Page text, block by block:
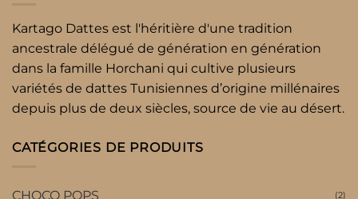
Kartago Dattes est l'héritière d'une tradition
ancestrale délégué de génération en génération
dans la famille Horchani qui cultive plusieurs
variétés de dattes Tunisiennes d’origine millénaires
depuis plus de deux siècles, source de vie au désert.
CATÉGORIES DE PRODUITS
CHOCO POPS (2)